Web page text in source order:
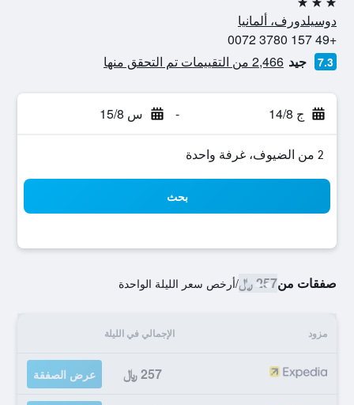
3 نجوم
دوسيلدورف، ألمانيا
+49 157 3780 0072
7.3 جيد 2,466 من التقييمات تم التحقق منها
ج 14/8 - س 15/8
2 من الضيوف، غرفة واحدة
بحث
صفقات من257 ﷼ /أرخص سعر الليلة الواحدة
مزود الإجمالي في الليلة
257 ﷼ عرض الصفقة